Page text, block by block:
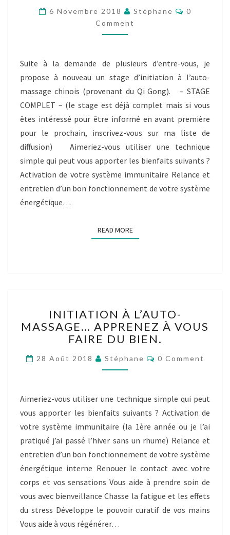
INITIATION
À
L’AUTOMASSAGE
6 Novembre 2018 Stéphane Comments
0
Comment
Suite à la demande de plusieurs d’entre-vous, je
propose à nouveau un stage d’initiation à l’auto-
massage chinois (provenant du Qi Gong). – STAGE
COMPLET – (le stage est déjà complet mais si vous
êtes intéressé pour être informé en avant première
pour le prochain, inscrivez-vous sur ma liste de
diffusion) Aimeriez-vous utiliser une technique
simple qui peut vous apporter les bienfaits suivants ?
Activation de votre système immunitaire Relance et
entretien d’un bon fonctionnement de votre système
énergétique…
READ MOREREAD MORE
À
L’AUTO-
MASSAGE…
À
VOUS
BIEN.
INITIATION À L’AUTO-
MASSAGE… APPRENEZ À VOUS
FAIRE DU BIEN.
28 Août 2018 Stéphane Comments
0 Comment
Aimeriez-vous utiliser une technique simple qui peut
vous apporter les bienfaits suivants ? Activation de
votre système immunitaire (la 1ère année ou je l’ai
pratiqué j’ai passé l’hiver sans un rhume) Relance et
entretien d’un bon fonctionnement de votre système
énergétique interne Renouer le contact avec votre
corps et vos sensations Vous aide à prendre soin de
vous avec bienveillance Chasse la fatigue et les effets
du stress Développe le pouvoir curatif de vos mains
Vous aide à vous régénérer…